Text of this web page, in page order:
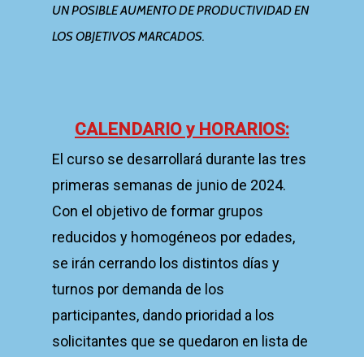
UN POSIBLE AUMENTO DE PRODUCTIVIDAD EN
LOS OBJETIVOS MARCADOS.
CALENDARIO y HORARIOS:
El curso se desarrollará durante las tres
primeras semanas de junio de 2024.
Con el objetivo de formar grupos
reducidos y homogéneos por edades,
se irán cerrando los distintos días y
turnos por demanda de los
participantes, dando prioridad a los
solicitantes que se quedaron en lista de